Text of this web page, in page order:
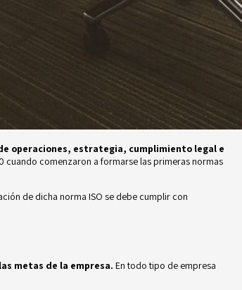
operaciones, estrategia, cumplimiento legal e
cuando comenzaron a formarse las primeras normas
de dicha norma ISO se debe cumplir con
metas de la empresa. En todo tipo de empresa